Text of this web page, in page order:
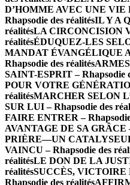
D’HOMME AVEC UNE VIE
Rhapsodie des réalitésIL Y A
réalitésLA CIRCONCISION
réalitésÉDUQUEZ-LES
MANDAT ÉVANGÉLIQUE
Rhapsodie des réalités
SAINT-ESPRIT – Rhapsodie
POUR VOTRE
réalitésMARCHER SELON
SUR LUI – Rhapsodie des
FAIRE ENTRER –
AVANTAGE DE SA GRÂCE
PRIÈRE—UN
VAINCU – Rhapsodie des
réalitésLE DON DE LA
réalitésSUCCÈS, VICTOIRE
Rhapsodie des réalités